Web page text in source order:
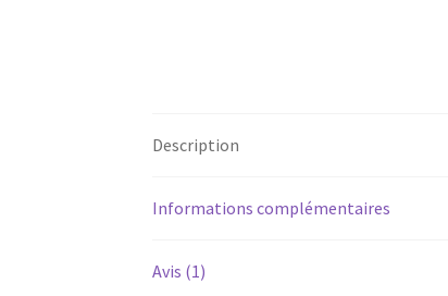
Description
Informations complémentaires
Avis (1)